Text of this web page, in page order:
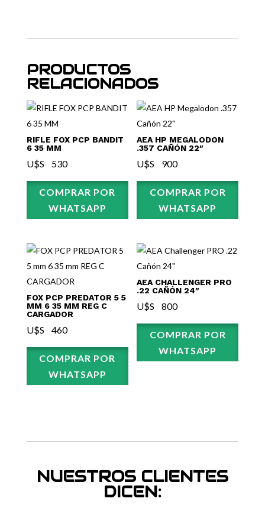
PRODUCTOS
RELACIONADOS
RIFLE FOX PCP BANDIT
6 35 MM
U$S⠀ 530
COMPRAR POR
WHATSAPP
AEA HP MEGALODON
.357 CAÑÓN 22″
U$S⠀ 900
COMPRAR POR
WHATSAPP
FOX PCP PREDATOR 5 5
MM 6 35 MM REG C
CARGADOR
U$S⠀ 460
COMPRAR POR
WHATSAPP
AEA CHALLENGER PRO
.22 CAÑÓN 24″
U$S⠀800
COMPRAR POR
WHATSAPP
NUESTROS CLIENTES
DICEN: